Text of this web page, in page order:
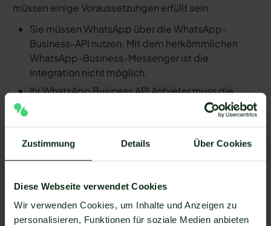
Zustimmung Details Über Cookies
Diese Webseite verwendet Cookies
Wir verwenden Cookies, um Inhalte und Anzeigen zu
personalisieren, Funktionen für soziale Medien anbieten
müssen einige Voraussetzungen erfüllt sein.
Sie müssen WhatsApp über die WhatsApp-
Business-API nutzen. Mit dem herkömmlichen
WhatsApp-Business-Messenger ist die
Integration nicht möglich.
Ihr WhatsApp Business API Anbieter muss die
nötige Software bereitstellen, um die Integration
zu ermöglichen. Längst nicht alle Anbieter der
von theMarketer und WhatsApp zu ermöglichen.
Mit Mateo stehen Ihnen dank der Zapier
Sie mit WhatsApp verbinden können. Darunter ist
natürlich auch theMarketer !